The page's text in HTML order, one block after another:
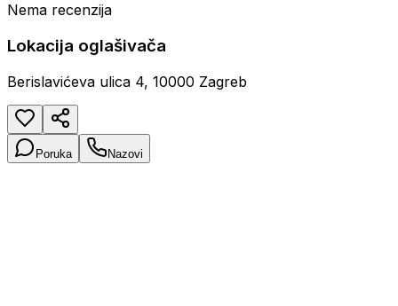
Nema recenzija
Lokacija oglašivača
Berislavićeva ulica 4, 10000 Zagreb
Poruka Nazovi